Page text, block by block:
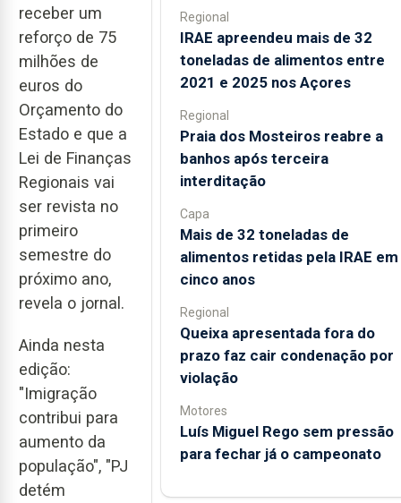
receber um
reforço de 75
milhões de
euros do
Orçamento do
Estado e que a
Lei de Finanças
Regionais vai
ser revista no
primeiro
semestre do
próximo ano,
revela o jornal.
Ainda nesta
edição:
"Imigração
contribui para
aumento da
população", "PJ
detém
Regional
IRAE apreendeu mais de 32
toneladas de alimentos entre
2021 e 2025 nos Açores
Regional
Praia dos Mosteiros reabre a
banhos após terceira
interditação
Capa
Mais de 32 toneladas de
alimentos retidas pela IRAE em
cinco anos
Regional
Queixa apresentada fora do
prazo faz cair condenação por
violação
Motores
Luís Miguel Rego sem pressão
para fechar já o campeonato